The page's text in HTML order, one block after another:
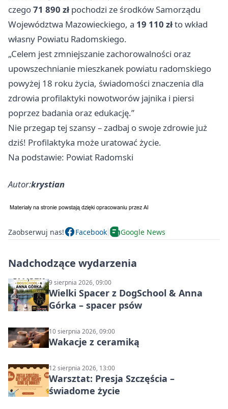
czego71 890 zł pochodzi ze środków Samorządu
Województwa Mazowieckiego, a 19 110 złto wkład
własny Powiatu Radomskiego.
„Celem jest zmniejszanie zachorowalności oraz
upowszechnianie mieszkanek powiatu radomskiego
powyżej 18 roku życia, świadomości znaczenia dla
zdrowia profilaktyki nowotworów jajnika i piersi
poprzez badania oraz edukację.”
Nie przegap tej szansy – zadbaj o swoje zdrowie już
dziś! Profilaktyka może uratować życie.
Na podstawie: Powiat Radomski
Autor:krystian
Zaobserwuj nas! Facebook Google News
Nadchodzące wydarzenia
9 sierpnia 2026, 09:00
Wielki Spacer z DogSchool & Anna
Górka – spacer psów
10 sierpnia 2026, 09:00
Wakacje z ceramiką
12 sierpnia 2026, 13:00
Warsztat: Presja Szczęścia –
świadome życie